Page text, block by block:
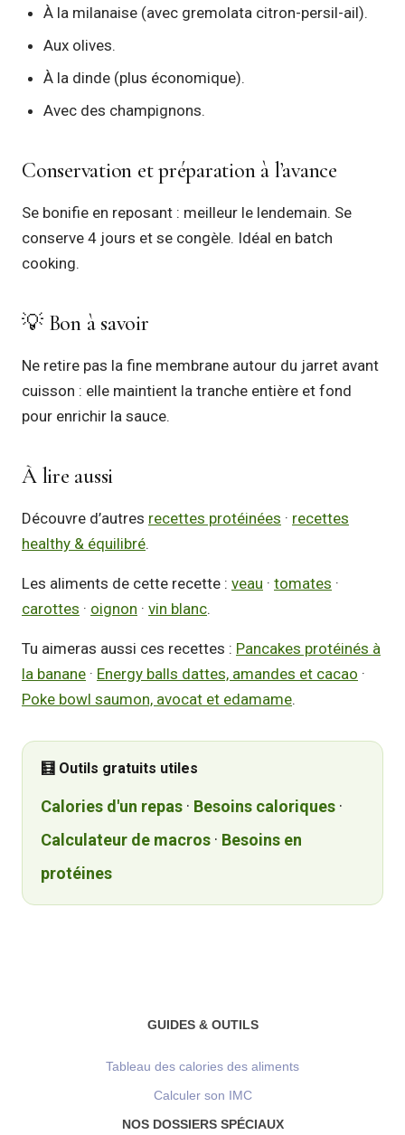
À la milanaise (avec gremolata citron-persil-ail).
Aux olives.
À la dinde (plus économique).
Avec des champignons.
Conservation et préparation à l’avance
Se bonifie en reposant : meilleur le lendemain. Se
conserve 4 jours et se congèle. Idéal en batch
cooking.
💡 Bon à savoir
Ne retire pas la fine membrane autour du jarret avant
cuisson : elle maintient la tranche entière et fond
pour enrichir la sauce.
À lire aussi
Découvre d’autres recettes protéinées · recettes
healthy & équilibré.
Les aliments de cette recette : veau · tomates ·
carottes · oignon · vin blanc.
Tu aimeras aussi ces recettes : Pancakes protéinés à
la banane · Energy balls dattes, amandes et cacao ·
Poke bowl saumon, avocat et edamame.
🧮 Outils gratuits utiles
Calories d'un repas · Besoins caloriques ·
Calculateur de macros · Besoins en
protéines
GUIDES & OUTILS
Tableau des calories des aliments
Calculer son IMC
NOS DOSSIERS SPÉCIAUX